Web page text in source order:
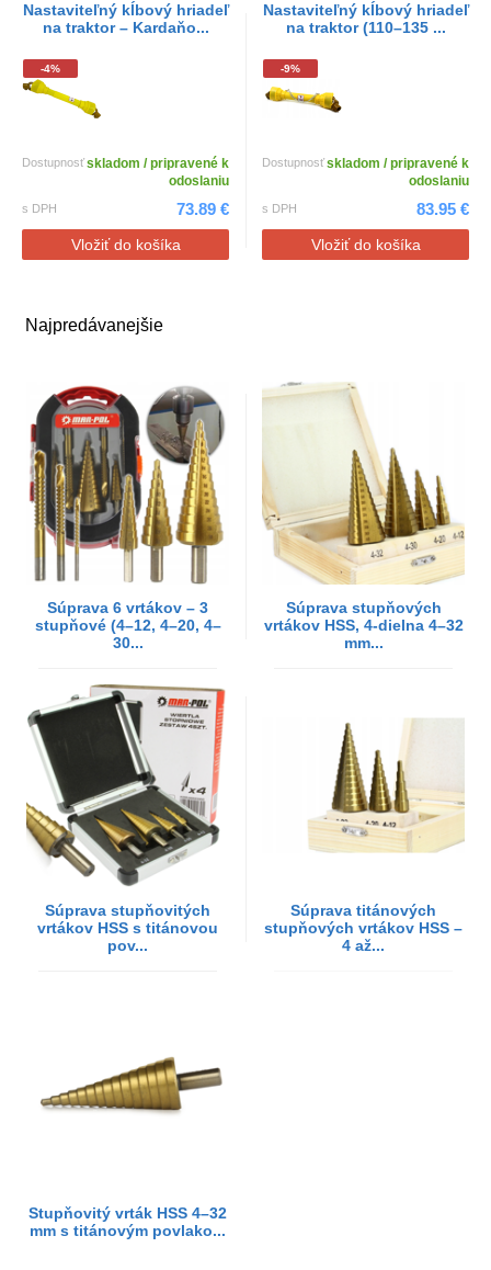
Najpredávanejšie
Súprava 6 vrtákov – 3
stupňové (4–12, 4–20, 4–
30...
Súprava stupňových
vrtákov HSS, 4-dielna 4–32
mm...
Súprava stupňovitých
vrtákov HSS s titánovou
pov...
Súprava titánových
stupňových vrtákov HSS –
4 až...
Stupňovitý vrták HSS 4–32
mm s titánovým povlako...
Nastaviteľný kĺbový hriadeľ
na traktor – Kardaňo...
-4%
Dostupnosťskladom / pripravené k
odoslaniu
s DPH 73.89 €
Vložiť do košíka
Nastaviteľný kĺbový hriadeľ
na traktor (110–135 ...
-9%
Dostupnosťskladom / pripravené k
odoslaniu
s DPH 83.95 €
Vložiť do košíka